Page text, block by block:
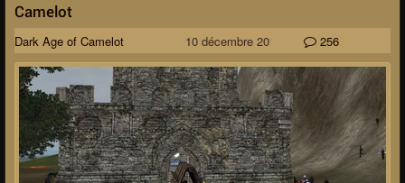
Camelot
Dark Age of Camelot 10 décembre 2013 256